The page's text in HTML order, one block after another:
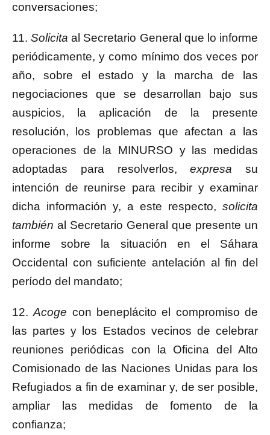
conversaciones;
11.Solicitaal Secretario General que lo informe
periódicamente, y como mínimo dos veces por
año, sobre el estado y la marcha de las
negociaciones que se desarrollan bajo sus
auspicios, la aplicación de la presente
resolución, los problemas que afectan a las
operaciones de la MINURSO y las medidas
adoptadas para resolverlos,expresa su
intención de reunirse para recibir y examinar
dicha información y, a este respecto, solicita
también al Secretario General que presente un
informe sobre la situación en el Sáhara
Occidental con suficiente antelación al fin del
período del mandato;
12.Acoge con beneplácito el compromiso de
las partes y los Estados vecinos de celebrar
reuniones periódicas con la Oficina del Alto
Comisionado de las Naciones Unidas para los
Refugiados a fin de examinar y, de ser posible,
ampliar las medidas de fomento de la
confianza;